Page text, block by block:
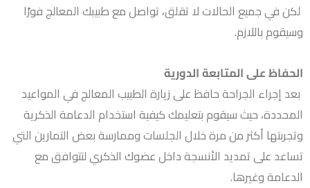
لكن في جميع الحالات لا تقلق، تواصل مع طبيبك المعالج فورًا
وسيقوم باللازم.
الحفاظ على المتابعة الدورية
بعد إجراء الجراحة حافظ على زيارة الطبيب المعالج في المواعيد
المحددة، حيث سيقوم بتعليمك كيفية استخدام الدعامة الذكرية
وتجربتها أكثر من مرة خلال الجلسات وممارسة بعض التمارين التي
تساعد على تمديد الأنسجة داخل عضوك الذكري لتتوافق مع
الدعامة وغيرها.